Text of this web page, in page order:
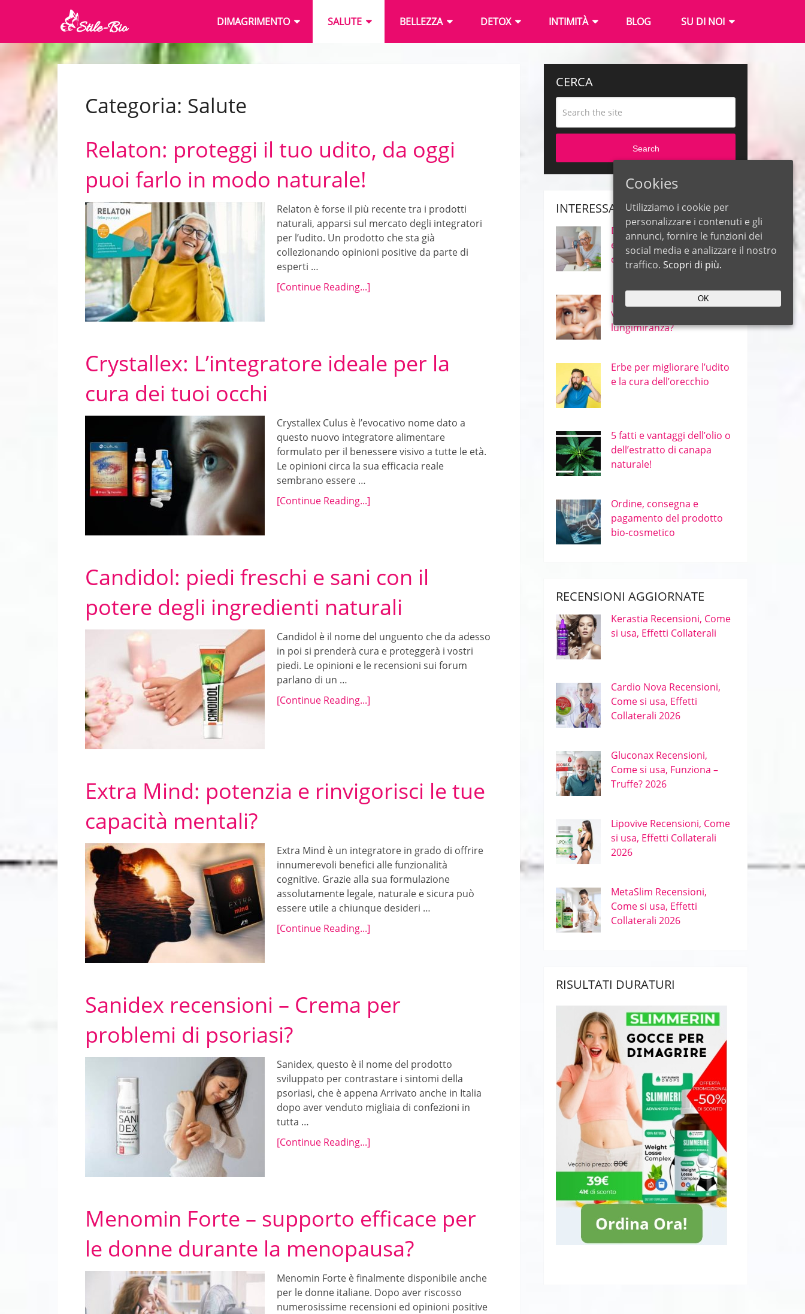
DIMAGRIMENTO SALUTE BELLEZZA DETOX INTIMITÀ BLOG SU DI NOI
Categoria: Salute
Relaton: proteggi il tuo udito, da oggi
puoi farlo in modo naturale!
Relaton è forse il più recente tra i prodotti
naturali, apparsi sul mercato degli integratori
per l’udito. Un prodotto che sta già
collezionando opinioni positive da parte di
esperti …
[Continue Reading...]
Crystallex: L’integratore ideale per la
cura dei tuoi occhi
Crystallex Culus è l’evocativo nome dato a
questo nuovo integratore alimentare
formulato per il benessere visivo a tutte le età.
Le opinioni circa la sua efficacia reale
sembrano essere …
[Continue Reading...]
Candidol: piedi freschi e sani con il
potere degli ingredienti naturali
Candidol è il nome del unguento che da adesso
in poi si prenderà cura e proteggerà i vostri
piedi. Le opinioni e le recensioni sui forum
parlano di un …
[Continue Reading...]
Extra Mind: potenzia e rinvigorisci le tue
capacità mentali?
Extra Mind è un integratore in grado di offrire
innumerevoli benefici alle funzionalità
cognitive. Grazie alla sua formulazione
assolutamente legale, naturale e sicura può
essere utile a chiunque desideri …
[Continue Reading...]
Sanidex recensioni – Crema per
problemi di psoriasi?
Sanidex, questo è il nome del prodotto
sviluppato per contrastare i sintomi della
psoriasi, che è appena Arrivato anche in Italia
dopo aver venduto migliaia di confezioni in
tutta …
[Continue Reading...]
Menomin Forte – supporto efficace per
le donne durante la menopausa?
Menomin Forte è finalmente disponibile anche
per le donne italiane. Dopo aver riscosso
numerosissime recensioni ed opinioni positive
CERCA
Search
INTERESSANTE
Diabete – Quali sono le
erbe più efficaci per il
controllo della glicemia?
Le migliori erbe per occhi e
vista – miopia e
lungimiranza?
Erbe per migliorare l’udito
e la cura dell’orecchio
5 fatti e vantaggi dell’olio o
dell’estratto di canapa
naturale!
Ordine, consegna e
pagamento del prodotto
bio-cosmetico
RECENSIONI AGGIORNATE
Kerastia Recensioni, Come
si usa, Effetti Collaterali
Cardio Nova Recensioni,
Come si usa, Effetti
Collaterali 2026
Gluconax Recensioni,
Come si usa, Funziona –
Truffe? 2026
Lipovive Recensioni, Come
si usa, Effetti Collaterali
2026
MetaSlim Recensioni,
Come si usa, Effetti
Collaterali 2026
RISULTATI DURATURI
Cookies
Utilizziamo i cookie per
personalizzare i contenuti e gli
annunci, fornire le funzioni dei
social media e analizzare il nostro
traffico. Scopri di più.
OK